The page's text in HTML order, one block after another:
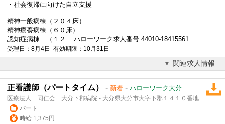
・社会復帰に向けた自立支援
精神一般病棟（２０４床）
精神療養病棟（６０床）
認知症病棟 （１２... ハローワーク求人番号 44010-18415561
受理日：8月4日 有効期限：10月31日
関連求人情報
正看護師（パートタイム） - 新着 - ハローワーク大分
医療法人 同仁会 大分下郡病院 - 大分県大分市大字下郡１４１０番地
パート
時給 1,375円